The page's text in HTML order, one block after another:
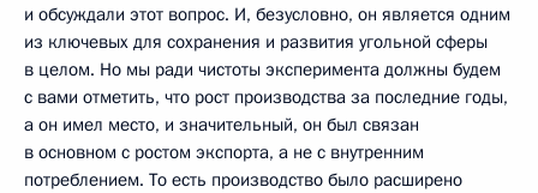
и обсуждали этот вопрос. И, безусловно, он является одним
из ключевых для сохранения и развития угольной сферы
в целом. Но мы ради чистоты эксперимента должны будем
с вами отметить, что рост производства за последние годы,
а он имел место, и значительный, он был связан
в основном с ростом экспорта, а не с внутренним
потреблением. То есть производство было расширено